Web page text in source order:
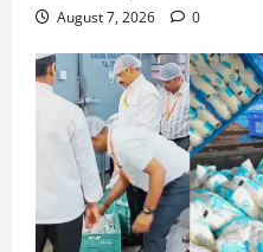
August 7, 2026 0